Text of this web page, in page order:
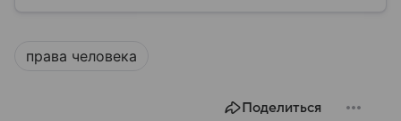
омбудсмена. Собрали главное из ее биографии.
права человека
Поделиться